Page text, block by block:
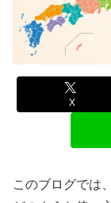
X
このブログでは